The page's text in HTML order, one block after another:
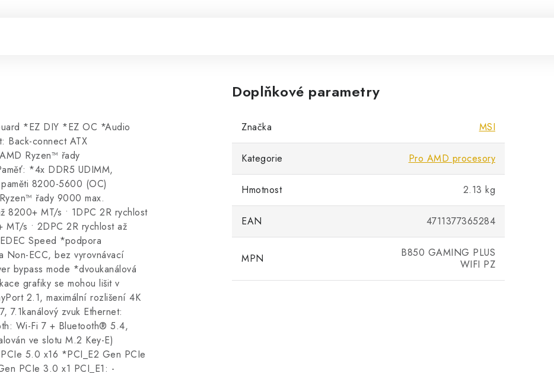
*EZ DIY *EZ OC *Audio
Back-connect ATX
Ryzen™ řady
*4x DDR5 UDIMM,
8200-5600 (OC)
řady 9000 max.
8200+ MT/s • 1DPC 2R rychlost
s • 2DPC 2R rychlost až
Speed *podpora
Non-ECC, bez vyrovnávací
bypass mode *dvoukanálová
grafiky se mohou lišit v
2.1, maximální rozlišení 4K
7.1kanálový zvuk Ethernet:
Wi-Fi 7 + Bluetooth® 5.4,
ve slotu M.2 Key-E)
5.0 x16 *PCI_E2 Gen PCIe
PCIe 3.0 x1 PCI_E1: -
Doplňkové parametry
Značka MSI
Kategorie Pro AMD procesory
Hmotnost 2.13 kg
EAN 4711377365284
MPN
B850 GAMING PLUS
WIFI PZ